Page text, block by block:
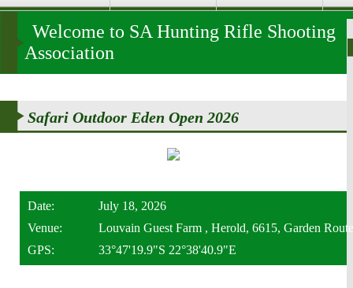
Welcome to SA Hunting Rifle Shooting
Association
Safari Outdoor Eden Open 2026
Date:
July 18, 2026
Venue:
Louvain Guest Farm , Herold, 6615, Garden
GPS:
33°47'19.9"S 22°38'40.9"E